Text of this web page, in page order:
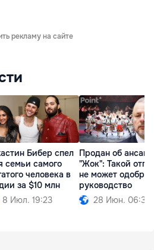
рекламу на сайте
Бибер спел
семьи самого
человека в
за $10 млн
8 Июл. 19:23
Продан об
"Жок": Такой
не может
руководство
28 Июн. 06:37